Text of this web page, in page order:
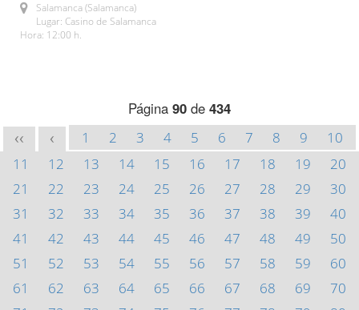
Salamanca (Salamanca)
Lugar: Casino de Salamanca
Hora: 12:00 h.
Página 90 de 434
<< < 1 2 3 4 5 6 7 8 9
10
11
12 13 14 15 16 17 18 19
20
21
22 23 24 25 26 27 28 29
30
31
32 33 34 35 36 37 38 39
40
41
42 43 44 45 46 47 48 49
50
51
52 53 54 55 56 57 58 59
60
61
62 63 64 65 66 67 68 69
70